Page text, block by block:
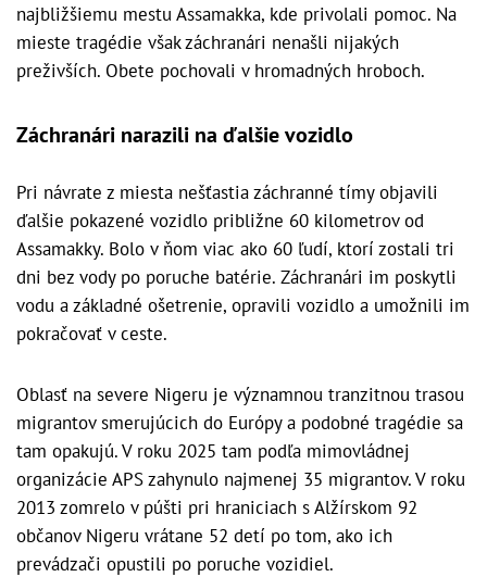
najbližšiemu mestu Assamakka, kde privolali pomoc. Na
mieste tragédie však záchranári nenašli nijakých
preživších. Obete pochovali v hromadných hroboch.
Záchranári narazili na ďalšie vozidlo
Pri návrate z miesta nešťastia záchranné tímy objavili
ďalšie pokazené vozidlo približne 60 kilometrov od
Assamakky. Bolo v ňom viac ako 60 ľudí, ktorí zostali tri
dni bez vody po poruche batérie. Záchranári im poskytli
vodu a základné ošetrenie, opravili vozidlo a umožnili im
pokračovať v ceste.
Oblasť na severe Nigeru je významnou tranzitnou trasou
migrantov smerujúcich do Európy a podobné tragédie sa
tam opakujú. V roku 2025 tam podľa mimovládnej
organizácie APS zahynulo najmenej 35 migrantov. V roku
2013 zomrelo v púšti pri hraniciach s Alžírskom 92
občanov Nigeru vrátane 52 detí po tom, ako ich
prevádzači opustili po poruche vozidiel.